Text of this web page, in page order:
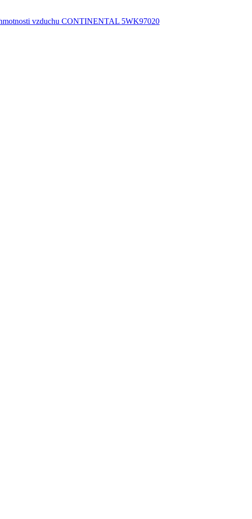
vzduchu CONTINENTAL 5WK97020